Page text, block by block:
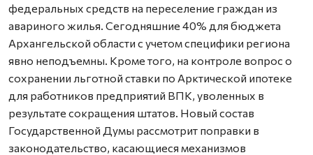
федеральных средств на переселение граждан из
авариного жилья. Сегодняшние 40% для бюджета
Архангельской области с учетом специфики региона
явно неподъемны. Кроме того, на контроле вопрос о
сохранении льготной ставки по Арктической ипотеке
для работников предприятий ВПК, уволенных в
результате сокращения штатов. Новый состав
Государственной Думы рассмотрит поправки в
законодательство, касающиеся механизмов